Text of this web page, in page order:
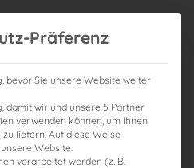
Gesamtpreis
0,00 €
Präferenz
bevor Sie unsere Website weiter
damit wir und unsere 5 Partner
verwenden können, um Ihnen
liefern. Auf diese Weise
Website.
verarbeitet werden (z. B.